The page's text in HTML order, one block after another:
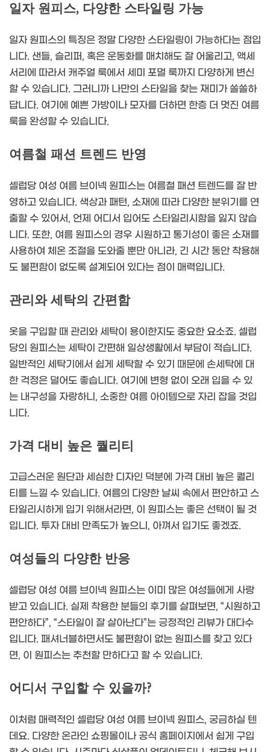
일자 원피스, 다양한 스타일링 가능
일자 원피스의 특징은 정말 다양한 스타일링이 가능하다는 점입
니다. 샌들, 슬리퍼, 혹은 운동화를 매치해도 잘 어울리고, 액세
서리에 따라서 캐주얼 룩에서 세미 포멀 룩까지 다양하게 변신
할 수 있습니다. 그러니까 나만의 스타일을 찾는 재미가 쏠쏠하
답니다. 여기에 예쁜 가방이나 모자를 더하면 한층 더 멋진 여름
룩을 완성할 수 있습니다.
여름철 패션 트렌드 반영
셀럽당 여성 여름 브이넥 원피스는 여름철 패션 트렌드를 잘 반
영하고 있습니다. 색상과 패턴, 소재에 따라 다양한 분위기를 연
출할 수 있어서, 언제 어디서 입어도 스타일리시함을 잃지 않습
니다. 또한, 여름 원피스의 경우 시원하고 통기성이 좋은 소재를
사용하여 체온 조절을 도와줄 뿐만 아니라, 긴 시간 동안 착용해
도 불편함이 없도록 설계되어 있다는 점이 매력입니다.
관리와 세탁의 간편함
옷을 구입할 때 관리와 세탁이 용이한지도 중요한 요소죠. 셀럽
당의 원피스는 세탁이 간편해 일상생활에서 부담이 적습니다.
일반적인 세탁기에서 쉽게 세탁할 수 있기 때문에 손세탁에 대
한 걱정은 덜어도 좋습니다. 여기에 변형 없이 오래 입을 수 있
는 내구성을 자랑하니, 소중한 여름 아이템으로 자리 잡을 것입
니다.
가격 대비 높은 퀄리티
고급스러운 원단과 세심한 디자인 덕분에 가격 대비 높은 퀄리
티를 느낄 수 있습니다. 여름의 다양한 날씨 속에서 편안하고 스
타일리시하게 입기 위해서라면, 이 원피스는 좋은 선택이 될 것
입니다. 투자 대비 만족도가 높으니, 아껴서 입기도 좋겠죠.
여성들의 다양한 반응
셀럽당 여성 여름 브이넥 원피스는 이미 많은 여성들에게 사랑
받고 있습니다. 실제 착용한 분들의 후기를 살펴보면, “시원하고
편안하다”, “스타일이 잘 살아난다”는 긍정적인 리뷰가 대다수
입니다. 패셔너블하면서도 불편함이 없는 원피스를 찾고 있다
면, 이 원피스는 추천할 만하다고 할 수 있습니다.
어디서 구입할 수 있을까?
이처럼 매력적인 셀럽당 여성 여름 브이넥 원피스, 궁금하실 텐
데요. 다양한 온라인 쇼핑몰이나 공식 홈페이지에서 쉽게 구입